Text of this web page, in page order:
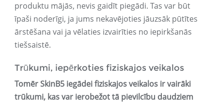
produktu mājās, nevis gaidīt piegādi. Tas var būt
īpaši noderīgi, ja jums nekavējoties jāuzsāk pūtītes
ārstēšana vai ja vēlaties izvairīties no iepirkšanās
tiešsaistē.
Trūkumi, iepērkoties fiziskajos veikalos
Tomēr SkinB5 iegādei fiziskajos veikalos ir vairāki
trūkumi, kas var ierobežot tā pievilcību daudziem